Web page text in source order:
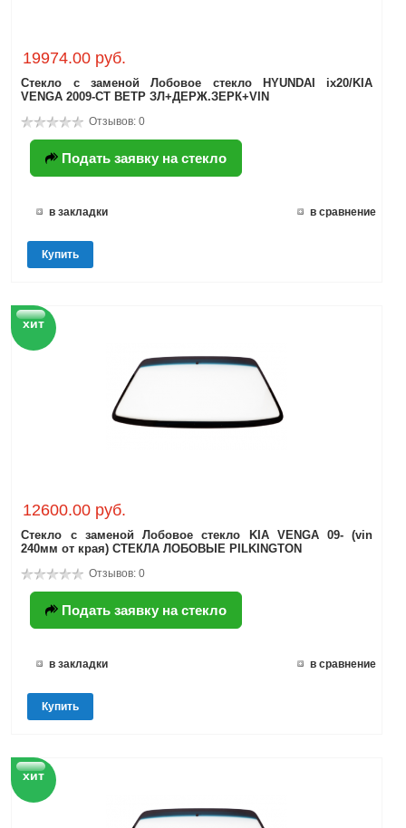
19974.00 руб.
Стекло с заменой Лобовое стекло HYUNDAI ix20/KIA
VENGA 2009-СТ ВЕТР ЗЛ+ДЕРЖ.ЗЕРК+VIN
Отзывов: 0
Подать заявку на стекло
в закладки в сравнение
Купить
хит
12600.00 руб.
Стекло с заменой Лобовое стекло KIA VENGA 09- (vin
240мм от края) СТЕКЛА ЛОБОВЫЕ PILKINGTON
Отзывов: 0
Подать заявку на стекло
в закладки в сравнение
Купить
хит